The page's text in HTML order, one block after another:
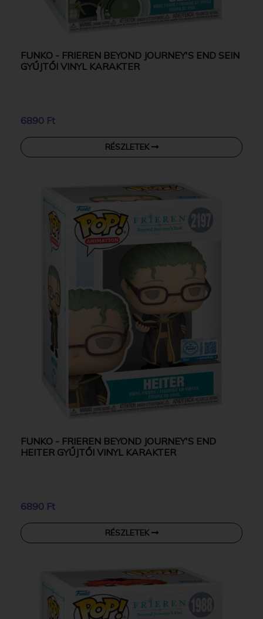
FUNKO - FRIEREN BEYOND JOURNEY'S END SEIN
GYŰJTŐI VINYL KARAKTER
6890 Ft
RÉSZLETEK
FUNKO - FRIEREN BEYOND JOURNEY'S END
HEITER GYŰJTŐI VINYL KARAKTER
6890 Ft
RÉSZLETEK